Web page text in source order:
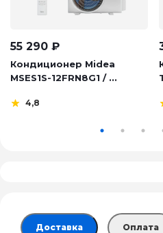
55 290 ₽
Кондиционер Midea
MSES1S-12FRN8G1 / ...
4,8
Доставка Оплата